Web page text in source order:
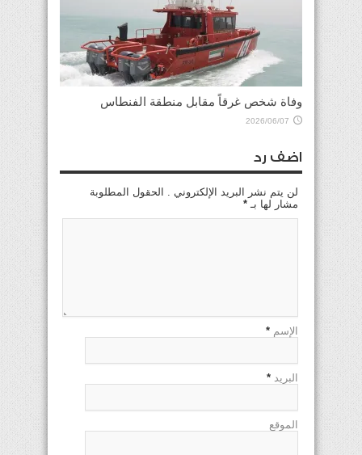
وفاة شخص غرقاً مقابل منطقة الفنطاس
2026/06/07
اضف رد
لن يتم نشر البريد الإلكتروني . الحقول المطلوبة
مشار لها بـ *
الإسم *
البريد *
الموقع